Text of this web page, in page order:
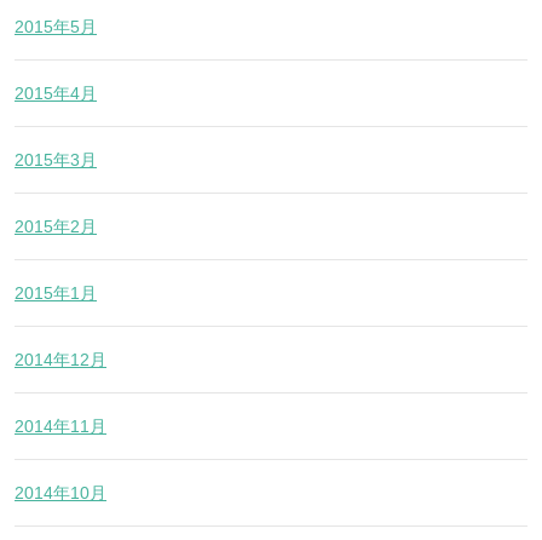
2015年5月
2015年4月
2015年3月
2015年2月
2015年1月
2014年12月
2014年11月
2014年10月